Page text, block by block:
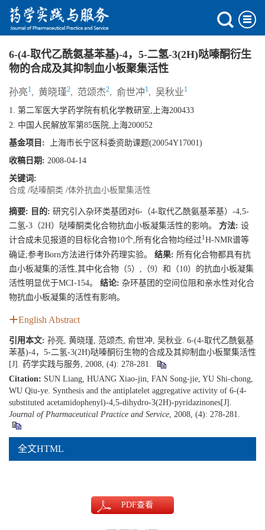
6-(4-取代乙酰氨基苯基)-4，5-二氢-3(2H)哒嗪酮衍生
物的合成及其抑制血小板聚集活性
孙亮1, 黄晓瑾2, 范颂杰2, 俞世冲1, 吴秋业1
1. 第二军医大学药学院有机化学教研室,上海200433
2. 中国人民解放军第85医院,上海200052
基金项目: 上海市长宁区科委资助课题(20054Y17001)
收稿日期: 2008-04-14
关键词:
合成 /哒嗪酮类 /体外抗血小板聚集活性
摘要: 目的: 研究引入杂环类基团对6-（4-取代乙酰氨基苯基）-4,5-
二氢-3（2H）哒嗪酮类化合物抗血小板凝集活性的影响。 方法: 设
计合成未见报道的目标化合物10个,所有化合物均经过1 H-NMR谱等
确证;参考Born方法进行体外药理实验。 结果: 所有化合物都具有抗
血小板凝集的活性,其中化合物（5）,（9）和（10）的抗血小板凝集
活性明显优于MCI-154。 结论: 杂环基团的空间位阻和亲水性对化合
物抗血小板凝集的活性有影响。
English Abstract
引用本文: 孙亮, 黄晓瑾, 范颂杰, 俞世冲, 吴秋业. 6-(4-取代乙酰氨基
苯基)-4，5-二氢-3(2H)哒嗪酮衍生物的合成及其抑制血小板聚集活性
[J]. 药学实践与服务, 2008, (4): 278-281.
Citation: SUN Liang, HUANG Xiao-jin, FAN Song-jie, YU Shi-chong,
WU Qiu-ye. Synthesis and the antiplatelet aggregative activity of 6-(4-
substituted acetamidophenyl)-4,5-dihydro-3(2H)-pyridazinones[J].
Journal of Pharmaceutical Practice and Service , 2008, (4): 278-281.
全文HTML
PDF查看